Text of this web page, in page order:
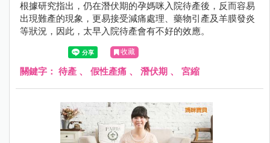
根據研究指出，仍在潛伏期的孕媽咪入院待產後，反而容易
出現難產的現象，更易接受減痛處理、藥物引產及羊膜發炎
等狀況，因此，太早入院待產會有不好的效應。
收藏
關鍵字： 待產 、 假性產痛 、 潛伏期 、 宮縮